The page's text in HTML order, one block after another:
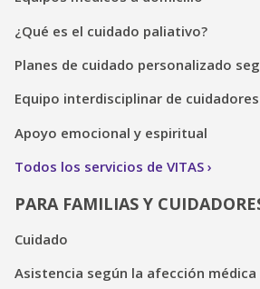
¿Qué es el cuidado paliativo?
Planes de cuidado personalizado
Equipo interdisciplinar de
Apoyo emocional y espiritual
Todos los servicios de VITAS
PARA FAMILIAS Y
Cuidado
Asistencia según la afección médica